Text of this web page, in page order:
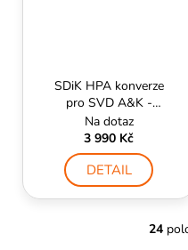
SDiK HPA konverze
pro SVD A&K -
ManCraft
Na dotaz
3 990 Kč
DETAIL
24